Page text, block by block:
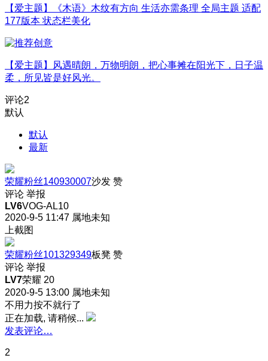
【爱主题】《木语》木纹有方向 生活亦需条理 全局主题 适配
177版本 状态栏美化
【爱主题】风遇晴朗，万物明朗，把心事摊在阳光下，日子温
柔，所见皆是好风光。
评论2
默认
默认
最新
荣耀粉丝140930007沙发 赞
评论 举报
LV6VOG-AL10
2020-9-5 11:47 属地未知
上截图
荣耀粉丝101329349板凳 赞
评论 举报
LV7荣耀 20
2020-9-5 13:00 属地未知
不用力按不就行了
正在加载, 请稍候...
发表评论…
2